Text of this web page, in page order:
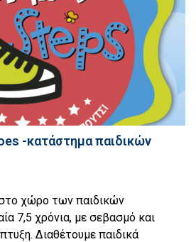
-κατάστημα παιδικών
χώρο των παιδικών
7,5 χρόνια, με σεβασμό και
Διαθέτουμε παιδικά